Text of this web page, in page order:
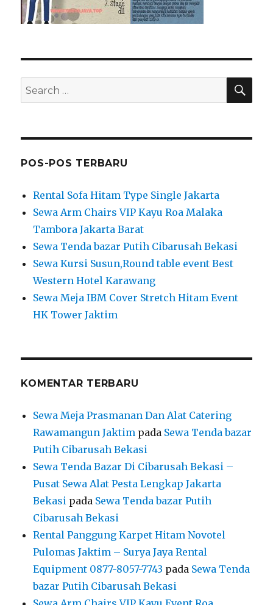
Search
for:
POS-POS TERBARU
Rental Sofa Hitam Type Single Jakarta
Sewa Arm Chairs VIP Kayu Roa Malaka
Tambora Jakarta Barat
Sewa Tenda bazar Putih Cibarusah Bekasi
Sewa Kursi Susun,Round table event Best
Western Hotel Karawang
Sewa Meja IBM Cover Stretch Hitam Event
HK Tower Jaktim
KOMENTAR TERBARU
Sewa Meja Prasmanan Dan Alat Catering
Rawamangun Jaktim pada Sewa Tenda bazar
Putih Cibarusah Bekasi
Sewa Tenda Bazar Di Cibarusah Bekasi –
Pusat Sewa Alat Pesta Lengkap Jakarta
Bekasi pada Sewa Tenda bazar Putih
Cibarusah Bekasi
Rental Panggung Karpet Hitam Novotel
Pulomas Jaktim – Surya Jaya Rental
Equipment 0877-8057-7743 pada Sewa Tenda
bazar Putih Cibarusah Bekasi